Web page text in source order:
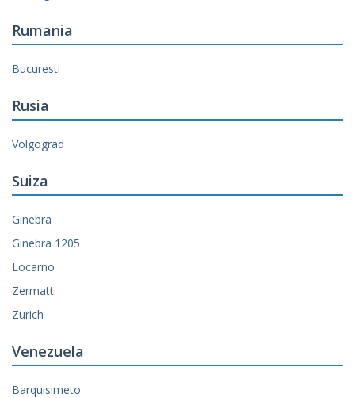
Rumania
Bucuresti
Rusia
Volgograd
Suiza
Ginebra
Ginebra 1205
Locarno
Zermatt
Zurich
Venezuela
Barquisimeto